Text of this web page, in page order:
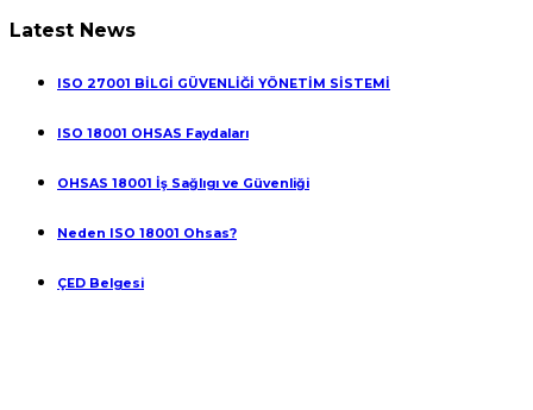
Latest News
ISO 27001 BİLGİ GÜVENLİĞİ YÖNETİM SİSTEMİ
ISO 18001 OHSAS Faydaları
OHSAS 18001 İş Sağlıgı ve Güvenliği
Neden ISO 18001 Ohsas?
ÇED Belgesi